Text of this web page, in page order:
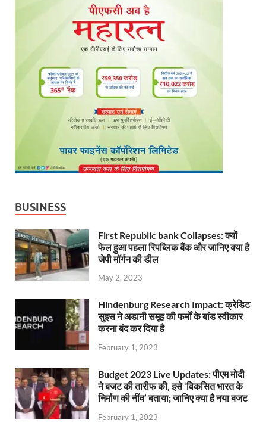
BUSINESS
First Republic bank Collapses: क्यों
फेल हुआ पहला रिपब्लिक बैंक और जानिए क्या है
जेपी मॉर्गन की डील
May 2, 2023
Hindenburg Research Impact: क्रेडिट
सुइस ने अडानी समूह की फर्मों के बांड स्वीकार
करना बंद कर दिया है
February 1, 2023
Budget 2023 Live Updates: पीएम मोदी
ने बजट की तारीफ की, इसे ‘विकसित भारत के
निर्माण की नींव’ बताया; जानिए क्या है नया बजट
February 1, 2023